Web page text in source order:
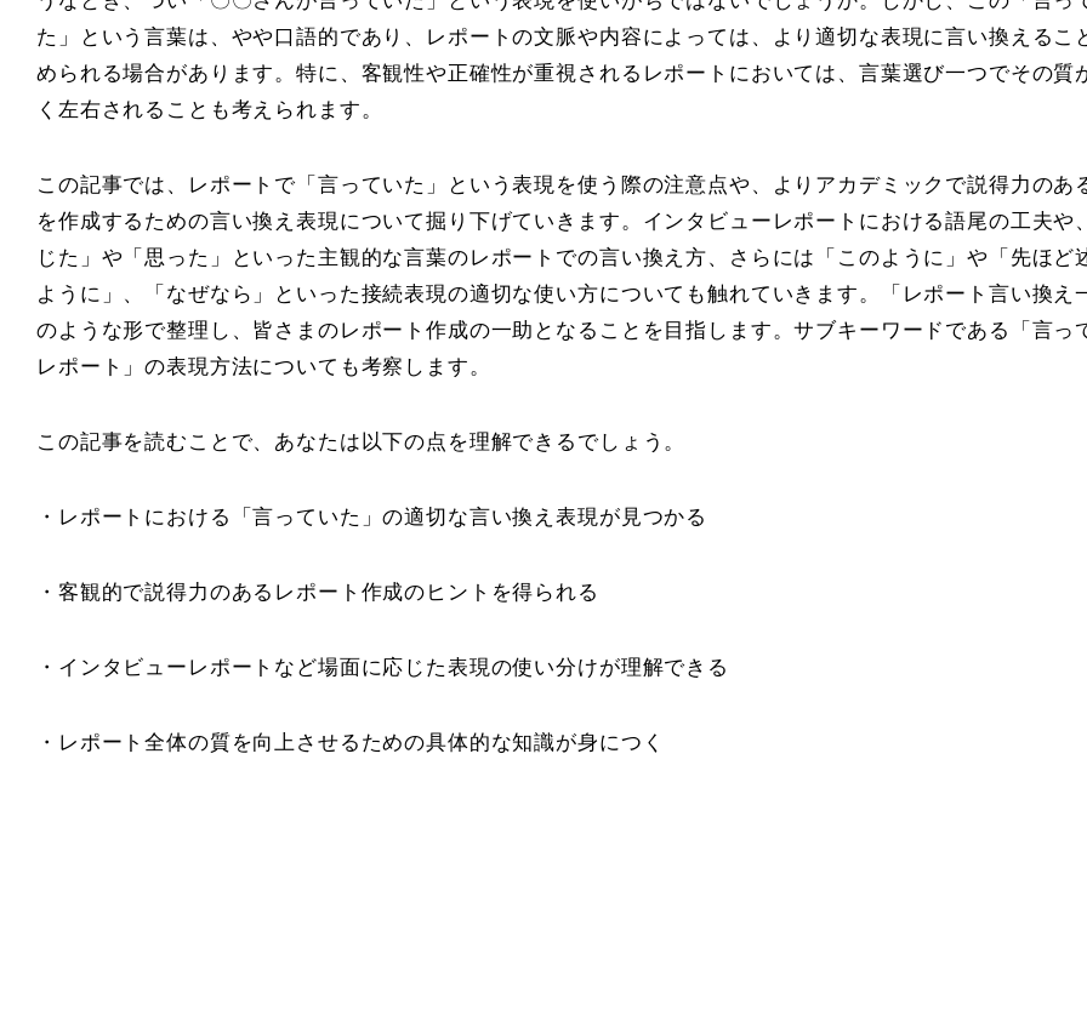
た」という言葉は、やや口語的であり、レポートの文脈や内容によっては、より適切な表現に言い換えるこ
められる場合があります。特に、客観性や正確性が重視されるレポートにおいては、言葉選び一つでその質
く左右されることも考えられます。
この記事では、レポートで「言っていた」という表現を使う際の注意点や、よりアカデミックで説得力のあ
を作成するための言い換え表現について掘り下げていきます。インタビューレポートにおける語尾の工夫や
じた」や「思った」といった主観的な言葉のレポートでの言い換え方、さらには「このように」や「先ほど
ように」、「なぜなら」といった接続表現の適切な使い方についても触れていきます。「レポート言い換え
のような形で整理し、皆さまのレポート作成の一助となることを目指します。サブキーワードである「言っ
レポート」の表現方法についても考察します。
この記事を読むことで、あなたは以下の点を理解できるでしょう。
・レポートにおける「言っていた」の適切な言い換え表現が見つかる
・客観的で説得力のあるレポート作成のヒントを得られる
・インタビューレポートなど場面に応じた表現の使い分けが理解できる
・レポート全体の質を向上させるための具体的な知識が身につく